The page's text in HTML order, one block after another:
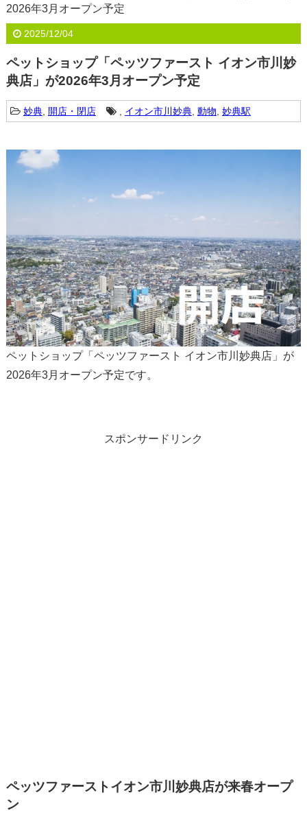
2026年3月オープン予定
2025/12/04
ペットショップ「ペッツファースト イオン市川妙
典店」が2026年3月オープン予定
妙典, 開店・閉店 , イオン市川妙典, 動物 妙典駅
ペットショップ「ペッツファースト イオン市川妙典店」が
2026年3月オープン予定です。
スポンサードリンク
ペッツファーストイオン市川妙典店が来春オープ
ン